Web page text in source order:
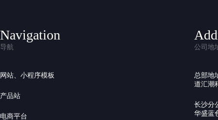
Navigation
导航
网站、小程序模板
产品站
电商平台
公司地
总部地
道汇潮
长沙分
华盛蓝